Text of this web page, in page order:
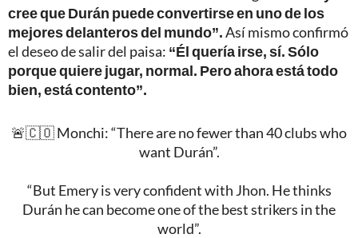
cree que Durán puede convertirse en uno de los
mejores delanteros del mundo”.Así mismo confirmó
el deseo de salir del paisa: “Él quería irse, sí. Sólo
porque quiere jugar, normal. Pero ahora está todo
bien, está contento”.
🚨🇨🇴 Monchi: “There are no fewer than 40 clubs who
want Durán”.
“But Emery is very confident with Jhon. He thinks
Durán he can become one of the best strikers in the
world”.